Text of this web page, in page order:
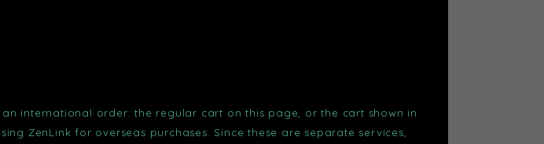
international order: the regular cart on this page, or the cart shown in
ZenLink for overseas purchases. Since these are separate services,